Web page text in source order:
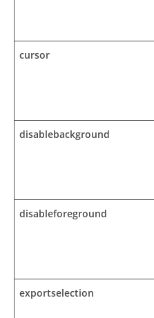
cursor
disablebackground
disableforeground
exportselection